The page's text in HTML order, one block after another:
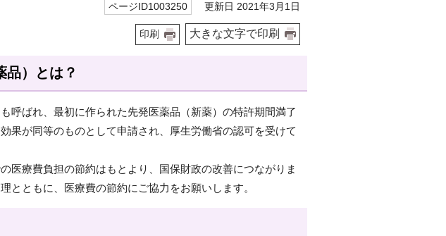
ページID1003250 更新日 2021年3月1日
印刷 大きな文字で印刷
品）とは？
呼ばれ、最初に作られた先発医薬品（新薬）の特許期間満了
果が同等のものとして申請され、厚生労働省の認可を受けて
医療費負担の節約はもとより、国保財政の改善につながりま
とともに、医療費の節約にご協力をお願いします。